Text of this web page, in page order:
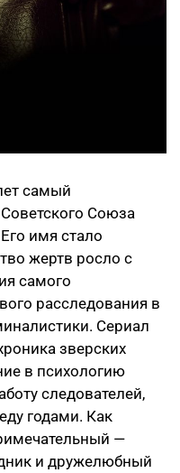
самый
Союза
имя стало
жертв росло с
самого
расследования в
Сериал
зверских
в психологию
следователей,
годами. Как
—
и дружелюбный